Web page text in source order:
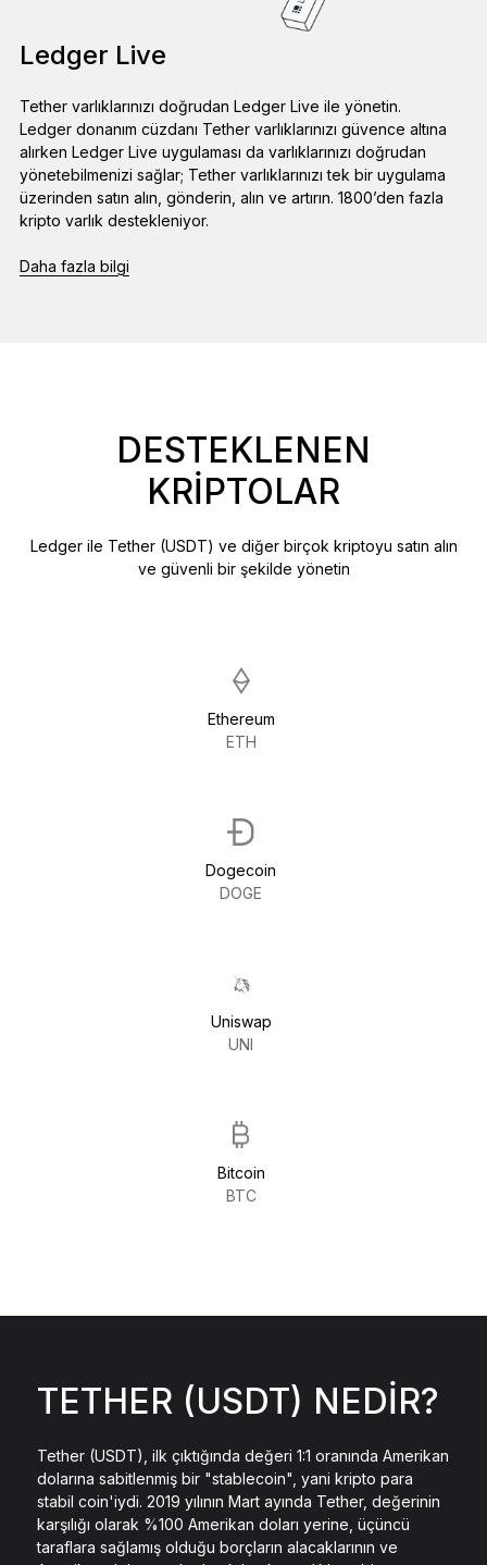
Ledger Live
Tether varlıklarınızı doğrudan Ledger Live ile yönetin.
Ledger donanım cüzdanı Tether varlıklarınızı güvence altına
alırken Ledger Live uygulaması da varlıklarınızı doğrudan
yönetebilmenizi sağlar; Tether varlıklarınızı tek bir uygulama
üzerinden satın alın, gönderin, alın ve artırın. 1800’den fazla
kripto varlık destekleniyor.
Daha fazla bilgi
DESTEKLENEN
KRIPTOLAR
Ledger ile Tether (USDT) ve diğer birçok kriptoyu satın alın
ve güvenli bir şekilde yönetin
Ethereum
ETH
Dogecoin
DOGE
Uniswap
UNI
Bitcoin
BTC
TETHER (USDT) NEDIR?
Tether (USDT), ilk çıktığında değeri 1:1 oranında Amerikan
dolarına sabitlenmiş bir "stablecoin", yani kripto para
stabil coin'iydi. 2019 yılının Mart ayında Tether, değerinin
karşılığı olarak %100 Amerikan doları yerine, üçüncü
taraflara sağlamış olduğu borçların alacaklarının ve